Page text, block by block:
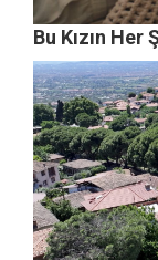
Bu Kızın Her